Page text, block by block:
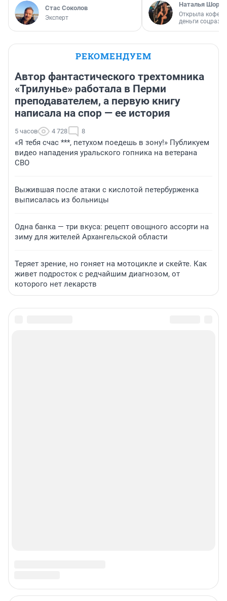
Стас Соколов
Эксперт
Наталья
Открыла
деньги
РЕКОМЕНДУЕМ
Автор фантастического трехтомника
«Трилунье» работала в Перми
преподавателем, а первую книгу
написала на спор — ее история
5 часов 4 728 8
«Я тебя счас ***, петухом поедешь в зону!» Публикуем
видео нападения уральского гопника на ветерана
СВО
Выжившая после атаки с кислотой петербурженка
выписалась из больницы
Одна банка — три вкуса: рецепт овощного ассорти на
зиму для жителей Архангельской области
Теряет зрение, но гоняет на мотоцикле и скейте. Как
живет подросток с редчайшим диагнозом, от
которого нет лекарств